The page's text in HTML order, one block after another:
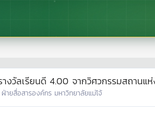
วัลเรียนดี 4.00 จากวิศวกรรมสถานแห่
ฝ่ายสื่อสารองค์กร มหาวิทยาลัยแม่โจ้